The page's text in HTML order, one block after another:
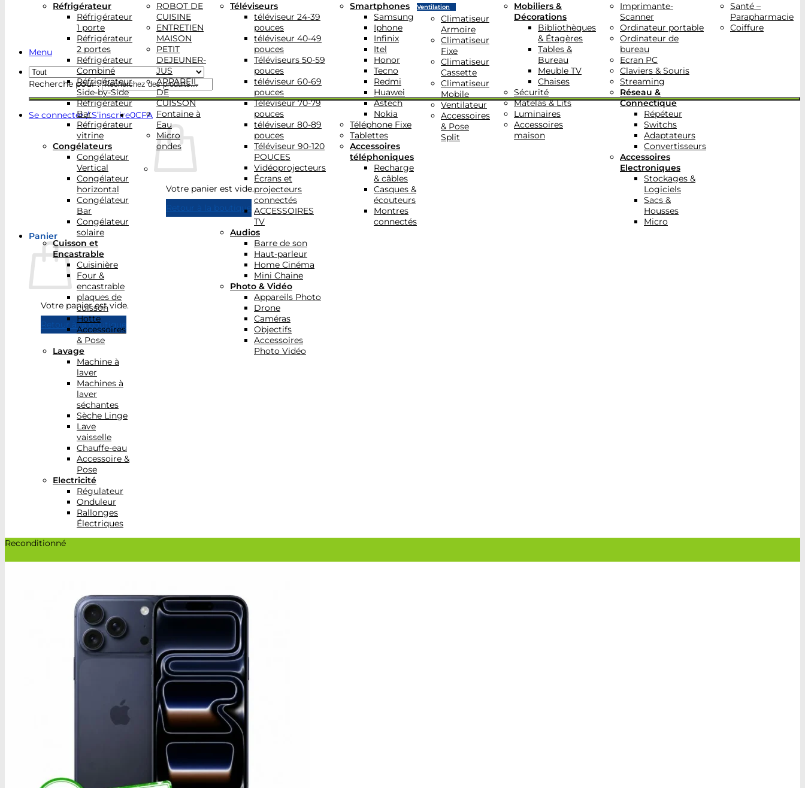
Menu
Recherche pour :
Se connecter / S’inscrire0CFA
Votre panier est vide.
Retour à la boutique
Panier
Votre panier est vide.
Retour à la boutique
Réfrigérateur
Réfrigérateur
1 porte
Réfrigérateur
2 portes
Réfrigérateur
Combiné
Réfrigérateur
Side-by-Side
Réfrigérateur
Bar
Réfrigérateur
vitrine
Congélateurs
Congélateur
Vertical
Congélateur
horizontal
Congélateur
Bar
Congélateur
solaire
Cuisson et
Encastrable
Cuisinière
Four &
encastrable
plaques de
cuisson
Hotte
Accessoires
& Pose
Lavage
Machine à
laver
Machines à
laver
séchantes
Sèche Linge
Lave
vaisselle
Chauffe-eau
Accessoire &
Pose
Electricité
Régulateur
Onduleur
Rallonges
Électriques
ROBOT DE
CUISINE
ENTRETIEN
MAISON
PETIT
DEJEUNER-
JUS
APPAREIL
DE
CUISSON
Fontaine à
Eau
Micro
ondes
Téléviseurs
téléviseur 24-39
pouces
téléviseur 40-49
pouces
Téléviseurs 50-59
pouces
téléviseur 60-69
pouces
Téléviseur 70-79
pouces
téléviseur 80-89
pouces
Téléviseur 90-120
POUCES
Vidéoprojecteurs
Écrans et
projecteurs
connectés
ACCESSOIRES
TV
Audios
Barre de son
Haut-parleur
Home Cinéma
Mini Chaine
Photo & Vidéo
Appareils Photo
Drone
Caméras
Objectifs
Accessoires
Photo Vidéo
Smartphones
Samsung
Iphone
Infinix
Itel
Honor
Tecno
Redmi
Huawei
Astech
Nokia
Téléphone Fixe
Tablettes
Accessoires
téléphoniques
Recharge
& câbles
Casques &
écouteurs
Montres
connectés
Ventilation
Climatiseur
Armoire
Climatiseur
Fixe
Climatiseur
Cassette
Climatiseur
Mobile
Ventilateur
Accessoires
& Pose
Split
Mobiliers &
Décorations
Bibliothèques
& Étagères
Tables &
Bureau
Meuble TV
Chaises
Sécurité
Matelas & Lits
Luminaires
Accessoires
maison
Imprimante-
Scanner
Ordinateur portable
Ordinateur de
bureau
Ecran PC
Claviers & Souris
Streaming
Réseau &
Connectique
Répéteur
Switchs
Adaptateurs
Convertisseurs
Accessoires
Electroniques
Stockages &
Logiciels
Sacs &
Housses
Micro
Santé –
Parapharmacie
Coiffure
Reconditionné